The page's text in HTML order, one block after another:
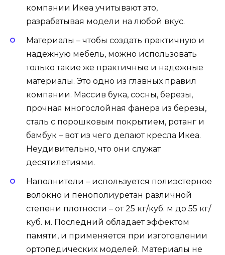
компании Икеа учитывают это,
разрабатывая модели на любой вкус.
Материалы – чтобы создать практичную и
надежную мебель, можно использовать
только такие же практичные и надежные
материалы. Это одно из главных правил
компании. Массив бука, сосны, березы,
прочная многослойная фанера из березы,
сталь с порошковым покрытием, ротанг и
бамбук – вот из чего делают кресла Икеа.
Неудивительно, что они служат
десятилетиями.
Наполнители – используется полиэстерное
волокно и пенополиуретан различной
степени плотности – от 25 кг/куб. м до 55 кг/
куб. м. Последний обладает эффектом
памяти, и применяется при изготовлении
ортопедических моделей. Материалы не